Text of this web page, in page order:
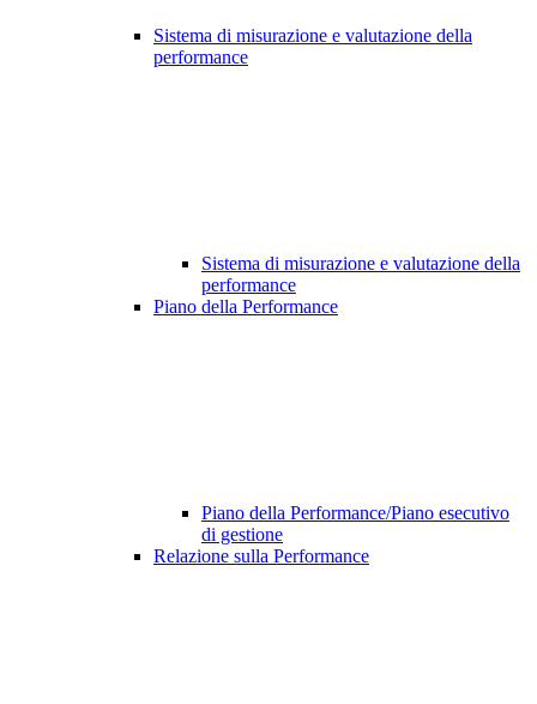
Sistema di misurazione e valutazione della
performance
Sistema di misurazione e valutazione della
performance
Piano della Performance
Piano della Performance/Piano esecutivo
di gestione
Relazione sulla Performance